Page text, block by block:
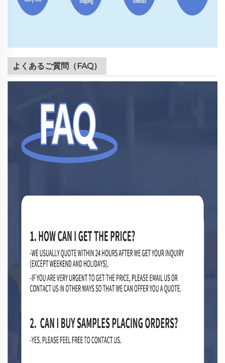
よくあるご質問（FAQ）